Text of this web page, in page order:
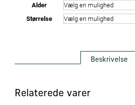
Alder
Størrelse
Beskrivelse
Relaterede varer